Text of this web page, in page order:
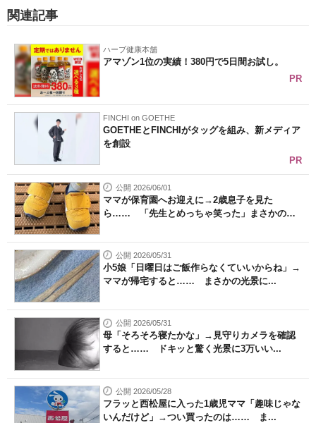
関連記事
ハーブ健康本舗
アマゾン1位の実績！380円で5日間お試し。
PR
FINCHI on GOETHE
GOETHEとFINCHIがタッグを組み、新メディア
を創設
PR
公開 2026/06/01
ママが保育園へお迎えに→2歳息子を見た
ら…… 「先生とめっちゃ笑った」まさかの
公開 2026/05/31
小5娘「日曜日はご飯作らなくていいからね」→
ママが帰宅すると…… まさかの光景に...
公開 2026/05/31
母「そろそろ寝たかな」→見守りカメラを確認
すると…… ドキッと驚く光景に3万いい...
公開 2026/05/28
フラッと西松屋に入った1歳児ママ「趣味じゃな
いんだけど」→つい買ったのは…… ま...